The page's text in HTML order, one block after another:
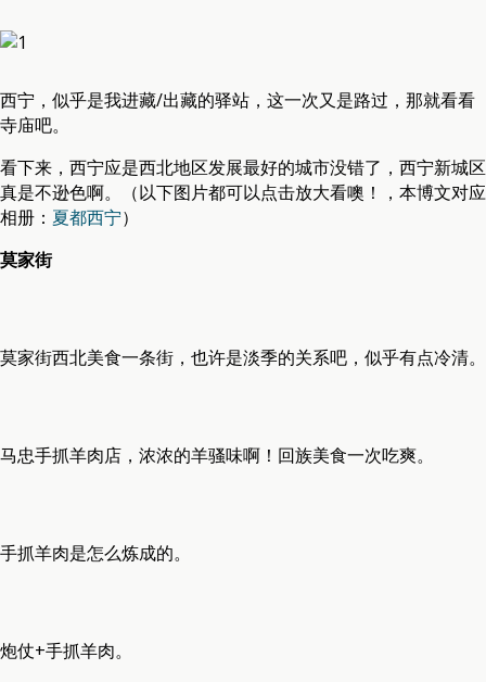
西宁，似乎是我进藏/出藏的驿站，这一次又是路过，那就看看
寺庙吧。
看下来，西宁应是西北地区发展最好的城市没错了，西宁新城区
真是不逊色啊。
（以下图片都可以点击放大看噢！，本博文对应
相册： 夏都西宁）
莫家街
莫家街西北美食一条街，也许是淡季的关系吧，似乎有点冷清。
马忠手抓羊肉店，浓浓的羊骚味啊！回族美食一次吃爽。
手抓羊肉是怎么炼成的。
炮仗+手抓羊肉。